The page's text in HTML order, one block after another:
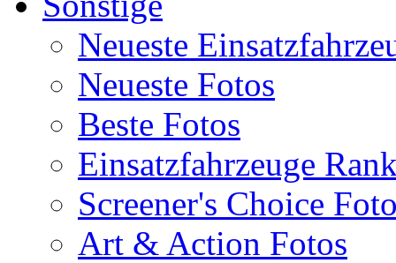
Neueste
Neueste Fotos
Beste Fotos
Einsatzfahrzeuge
Screener's Choice
Art & Action Fotos